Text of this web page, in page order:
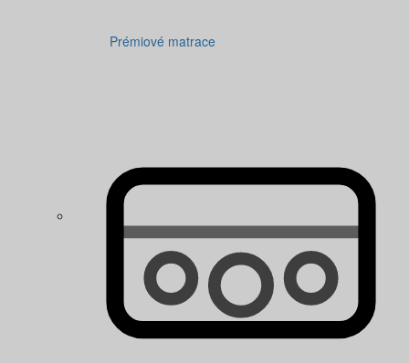
Prémiové matrace